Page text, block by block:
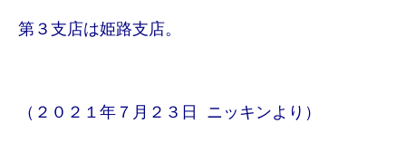
第３支店は姫路支店。
（２０２１年７月２３日 ニッキンより）